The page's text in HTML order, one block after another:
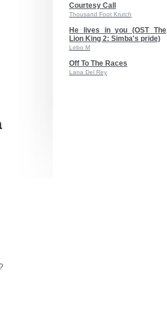
Courtesy Call
Thousand Foot Krutch
He lives in you (OST The
Lion King 2: Simba's pride)
Lebo M
Off To The Races
Lana Del Rey